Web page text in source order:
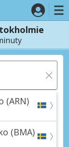
(ARN)
(BMA)